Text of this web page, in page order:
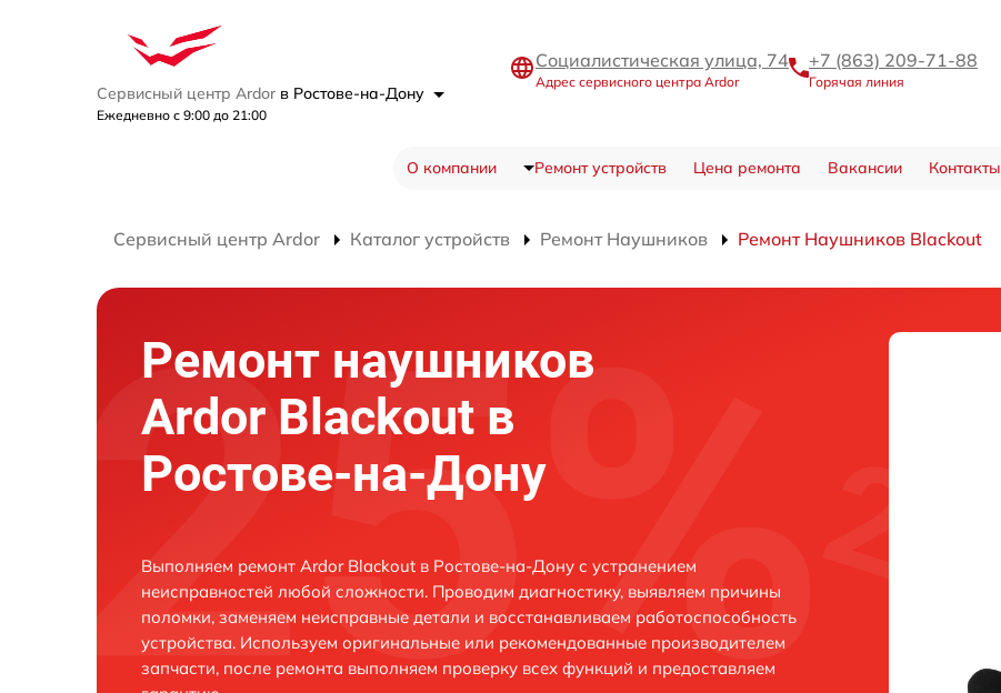
Сервисный центр Ardor в Ростове-на-Дону
Ежедневно с 9:00 до 21:00
Социалистическая улица, 74
Адрес сервисного центра Ardor
+7 (863) 209-71-88
Горячая линия
О компании Ремонт устройств Цена ремонта Вакансии Контакты
Сервисный центр Ardor Каталог устройств Ремонт Наушников Ремонт Наушников Blackout
Ремонт наушников
Ardor Blackout в
Ростове-на-Дону
Выполняем ремонт Ardor Blackout в Ростове-на-Дону с устранением
неисправностей любой сложности. Проводим диагностику, выявляем причины
поломки, заменяем неисправные детали и восстанавливаем работоспособность
устройства. Используем оригинальные или рекомендованные производителем
запчасти, после ремонта выполняем проверку всех функций и предоставляем